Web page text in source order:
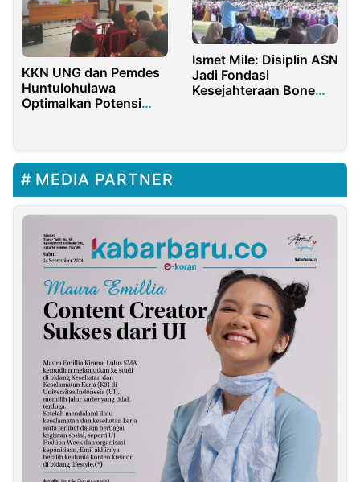
KKN UNG dan Pemdes
Huntulohulawa
Optimalkan Potensi
Ismet Mile: Disiplin ASN
Jadi Fondasi
Kesejahteraan Bone
MEDIA PARTNER